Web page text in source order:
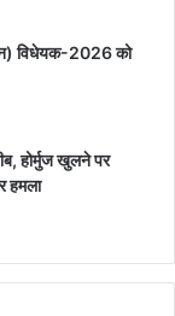
विधेयक-2026 को
होर्मुज खुलने पर
हमला